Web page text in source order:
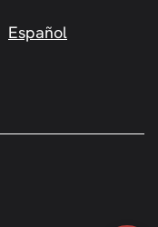
Español